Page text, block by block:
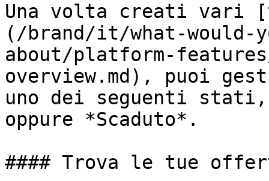
Una volta creati
(/brand/it/what-
about/platform-
overview.md), puoi
uno dei seguenti
oppure *Scaduto*.
#### Trova le tue